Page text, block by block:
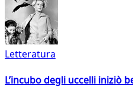
Letteratura
L’incubo degli uccelli iniziò